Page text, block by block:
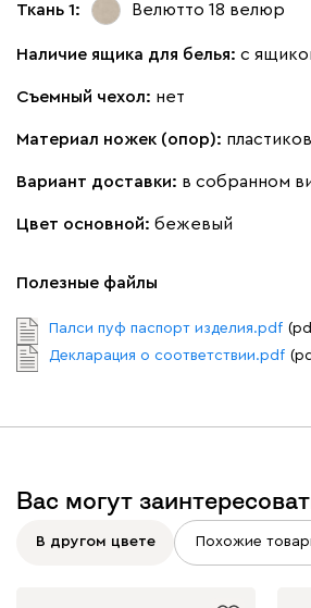
092
Ткань 1: Велютто 18 велюр
Наличие ящика для белья: с
Съемный чехол: нет
Материал ножек (опор):
Вариант доставки: в собранном
Цвет основной: бежевый
Полезные файлы
Палси пуф паспорт изделия.pdf
Декларация о соответствии.pdf
Вас могут
В другом цвете Похожие